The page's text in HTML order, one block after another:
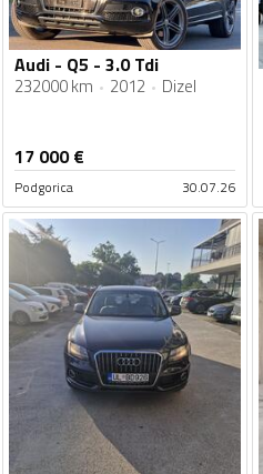
Audi - Q5 - 3.0 Tdi
232000 km 2012 Dizel
17 000€
Podgorica 30.07.26